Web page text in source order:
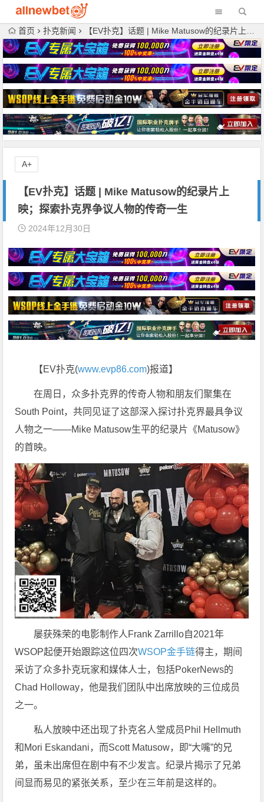
首页 扑克新闻 【EV扑克】话题 | Mike Matusow的纪录片上映；探索扑克界争议人物的传奇一生
【EV扑克】话题 | Mike Matusow的纪录片上
映；探索扑克界争议人物的传奇一生
2024年12月30日
【EV扑克(www.evp86.com)报道】
在周日，众多扑克界的传奇人物和朋友们聚集在
South Point，共同见证了这部深入探讨扑克界最具争议
人物之一——Mike Matusow生平的纪录片《Matusow》
的首映。
屡获殊荣的电影制作人Frank Zarrillo自2021年
WSOP起便开始跟踪这位四次WSOP金手链得主，期间
采访了众多扑克玩家和媒体人士，包括PokerNews的
Chad Holloway，他是我们团队中出席放映的三位成员
之一。
私人放映中还出现了扑克名人堂成员Phil Hellmuth
和Mori Eskandani，而Scott Matusow，即“大嘴”的兄
弟，虽未出席但在剧中有不少发言。纪录片揭示了兄弟
间显而易见的紧张关系，至少在三年前是这样的。
A+